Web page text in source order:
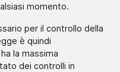
momento.
per il controllo della
è quindi
la massima
dei controlli in